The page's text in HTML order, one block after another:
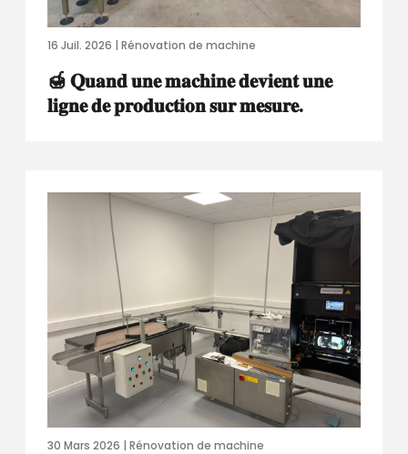
16 Juil. 2026 | Rénovation de machine
🍯 𝐐𝐮𝐚𝐧𝐝 𝐮𝐧𝐞 𝐦𝐚𝐜𝐡𝐢𝐧𝐞 𝐝𝐞𝐯𝐢𝐞𝐧𝐭 𝐮𝐧𝐞
𝐥𝐢𝐠𝐧𝐞 𝐝𝐞 𝐩𝐫𝐨𝐝𝐮𝐜𝐭𝐢𝐨𝐧 𝐬𝐮𝐫 𝐦𝐞𝐬𝐮𝐫𝐞.
30 Mars 2026 | Rénovation de machine